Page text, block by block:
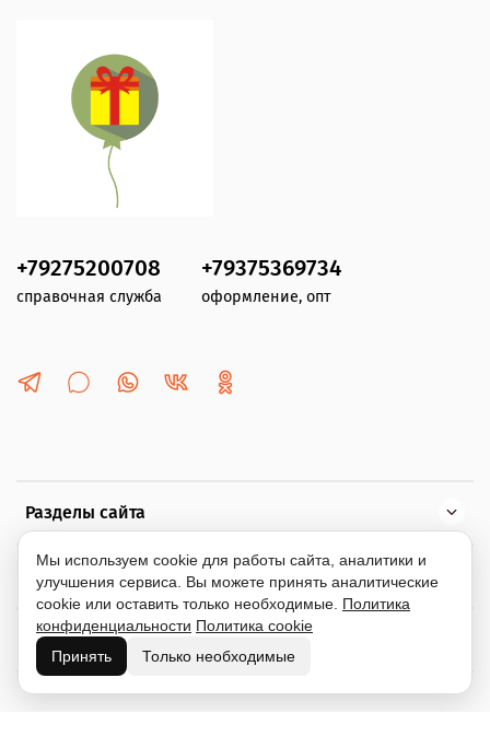
Разделы сайта
Помощь
Информация
+79275200708
справочная служба
+79375369734
оформление, опт
Мы используем cookie для работы сайта, аналитики и
улучшения сервиса. Вы можете принять аналитические
cookie или оставить только необходимые. Политика
конфиденциальности Политика cookie
Принять
Только необходимые